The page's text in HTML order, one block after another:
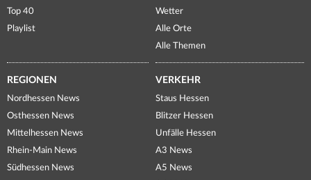
Top 40
Playlist
Wetter
Alle Orte
Alle Themen
REGIONEN
Nordhessen News
Osthessen News
Mittelhessen News
Rhein-Main News
Südhessen News
VERKEHR
Staus Hessen
Blitzer Hessen
Unfälle Hessen
A3 News
A5 News